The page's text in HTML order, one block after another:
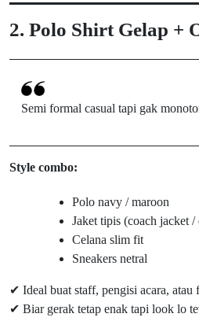
2. Polo Shirt Gelap +
Semi formal casual tapi gak
Style combo:
Polo navy / maroon
Jaket tipis (coach jacket
Celana slim fit
Sneakers netral
✔ Ideal buat staff, pengisi acara, atau
✔ Biar gerak tetap enak tapi look lo